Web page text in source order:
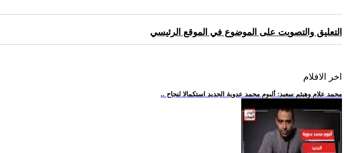
التعليق والتصويت على الموضوع في الموقع الرئيسي
اخر الافلام
.. محمد علام وهيثم سعيد: ألبوم محمد عدوية الجديد استكمالا لنجاح